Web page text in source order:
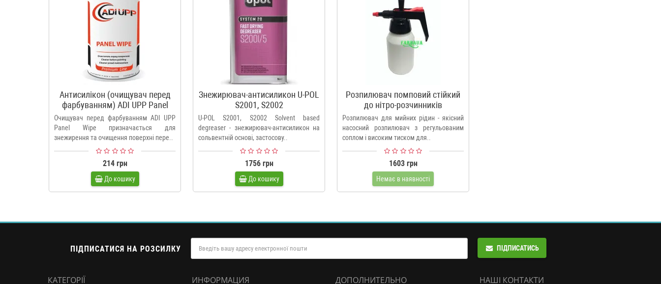
Антисилікон (очищувач перед
фарбуванням) ADI UPP Panel
Wipe
Очищувач перед фарбуванням ADI UPP
Panel Wipe призначається для
знежирення та очищення поверхні пере..
214 грн
До кошику
Знежирювач-антисиликон U-POL
S2001, S2002
U-POL S2001, S2002 Solvent based
degreaser - знежирювач-антисиликон на
сольвентній основі, застосову..
1756 грн
До кошику
Розпилювач помповий стійкий
до нітро-розчинників
Розпилювач для мийних рідин - якісний
насосний розпилювач з регульованим
соплом і високим тиском для..
1603 грн
Немає в наявності
ПІДПИСАТИСЯ НА РОЗСИЛКУ ПІДПИСАТИСЬ
КАТЕГОРІЇ ИНФОРМАЦИЯ ДОПОЛНИТЕЛЬНО НАШІ КОНТАКТИ